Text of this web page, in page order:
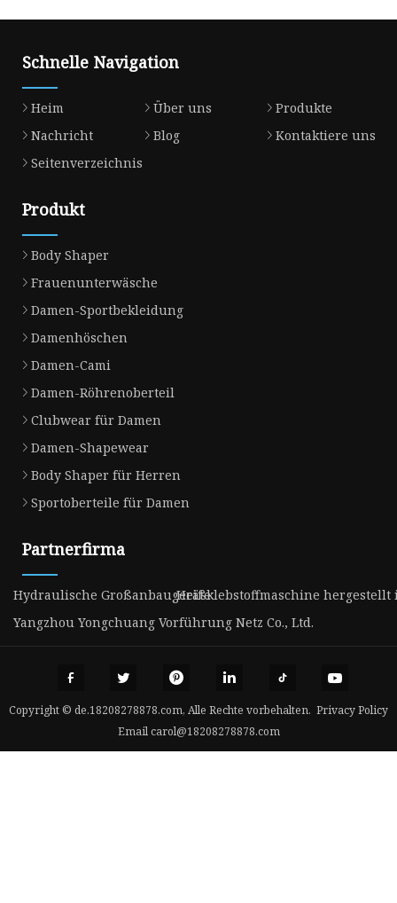
Schnelle Navigation
Heim Über uns
Produkte
Nachricht
Blog
Kontaktiere uns
Seitenverzeichnis
Produkt
Body Shaper
Frauenunterwäsche
Damen-Sportbekleidung
Damenhöschen
Damen-Cami
Damen-Röhrenoberteil
Clubwear für Damen
Damen-Shapewear
Body Shaper für Herren
Sportoberteile für Damen
Partnerfirma
Hydraulische GroßanbaugeräteHeißklebstoffmaschine hergestellt
Yangzhou Yongchuang Vorführung Netz Co., Ltd.
Copyright © de.18208278878.com, Alle Rechte vorbehalten. Privacy Policy
Emailcarol@18208278878.com